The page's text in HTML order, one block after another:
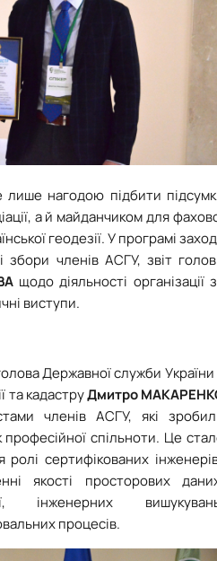
лише нагодою підбити
а й майданчиком для
геодезії. У програмі
збори членів АСГУ, звіт
щодо діяльності організації
виступи.
Державної служби України
та кадаструДмитро
членів АСГУ, які
спільноти. Це
сертифікованих
якості просторових
інженерних
процесів.